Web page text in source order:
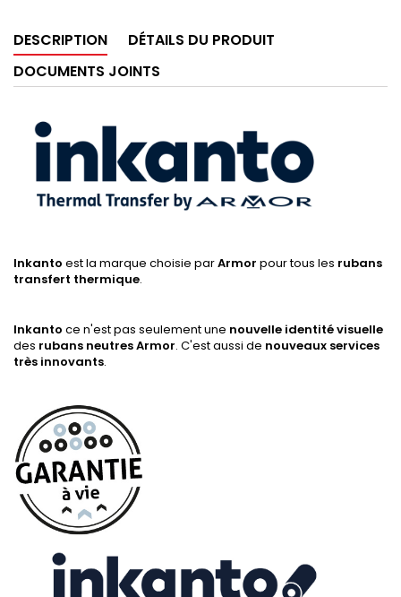
DESCRIPTION
DÉTAILS DU PRODUIT
DOCUMENTS JOINTS
Inkanto est la marque choisie parArmor pour tous les rubans
transfert thermique.
Inkanto ce n'est pas seulement une nouvelle identité visuelle
des rubans neutres Armor. C'est aussi de nouveaux services
très innovants.